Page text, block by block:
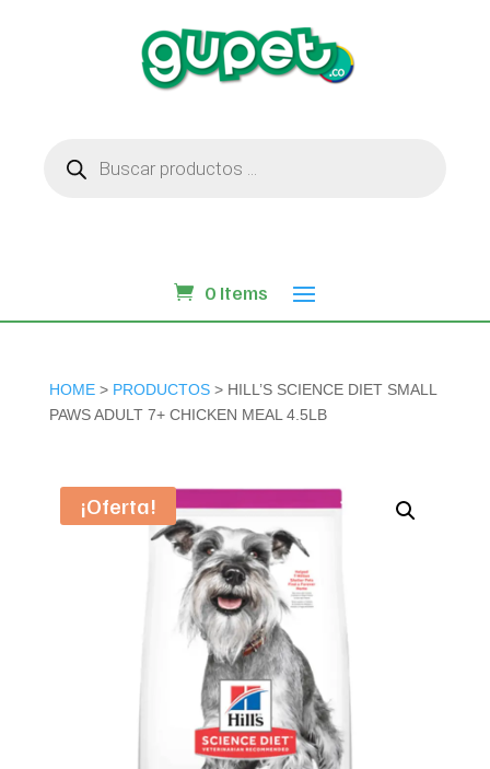
productos
0 Items
HOME> PRODUCTOS> HILL’S SCIENCE DIET SMALL
PAWS ADULT 7+ CHICKEN MEAL 4.5LB
¡Oferta!